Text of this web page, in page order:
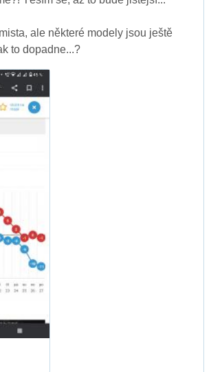
ale některé modely jsou ještě
to dopadne...?